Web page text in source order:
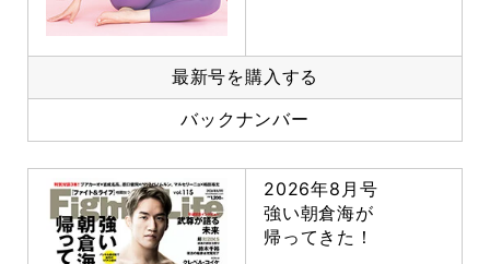
最新号を購入する
バックナンバー
2026年8月号
強い朝倉海が
帰ってきた！